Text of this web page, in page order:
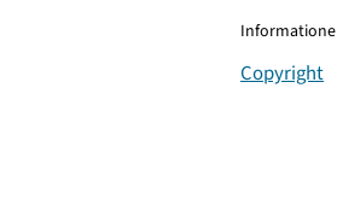
Copyright